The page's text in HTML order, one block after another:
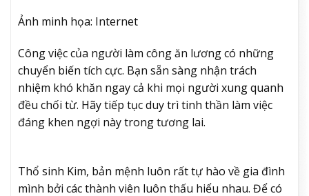
Ảnh minh họa: Internet
Công việc của người làm công ăn lương có những
chuyển biến tích cực. Bạn sẵn sàng nhận trách
nhiệm khó khăn ngay cả khi mọi người xung quanh
đều chối từ. Hãy tiếp tục duy trì tinh thần làm việc
đáng khen ngợi này trong tương lai.
Thổ sinh Kim, bản mệnh luôn rất tự hào về gia đình
mình bởi các thành viên luôn thấu hiểu nhau. Để có